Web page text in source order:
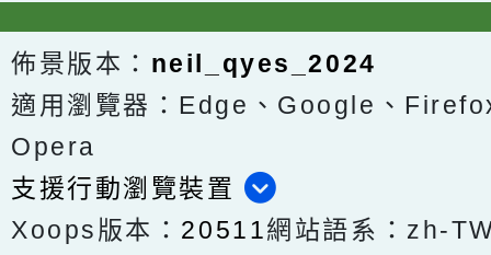
佈景版本： neil_qyes_2024
適用瀏覽器：Edge、Google、
Opera
支援行動瀏覽裝置
Xoops版本： 20511網站語系：zh-